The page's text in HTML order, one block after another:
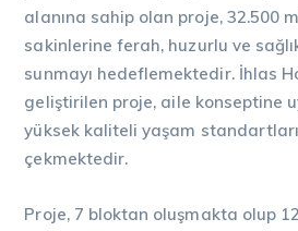
alanına sahip olan proje, 32.500
sakinlerine ferah, huzurlu ve
sunmayı hedeflemektedir. İhlas
geliştirilen proje, aile konseptine
yüksek kaliteli yaşam
çekmektedir.
Proje, 7 bloktan oluşmakta olup